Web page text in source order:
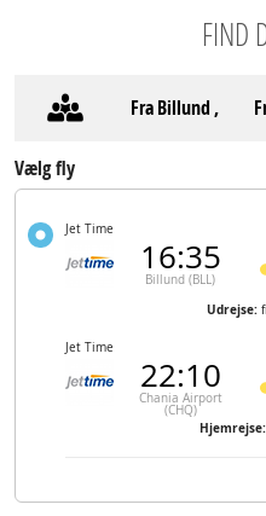
FIND
FraBillund,
Vælg fly
Jet Time
16:35
Billund (BLL)
Udrejse:
Jet Time
22:10
Chania Airport
(CHQ)
Hjemrejse: